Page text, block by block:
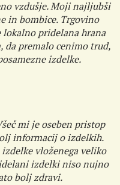
vzdušje. Moji najljubši
in bombice. Trgovino
lokalno pridelana hrana
premalo cenimo trud,
izdelke.
mi je oseben pristop
informacij o izdelkih.
vloženega veliko
izdelki niso nujno
bolj zdravi.